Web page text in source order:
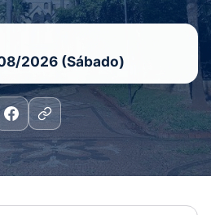
2026 (Sábado)